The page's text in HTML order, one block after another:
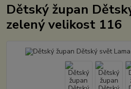
Dětský župan
zelený velikost 116